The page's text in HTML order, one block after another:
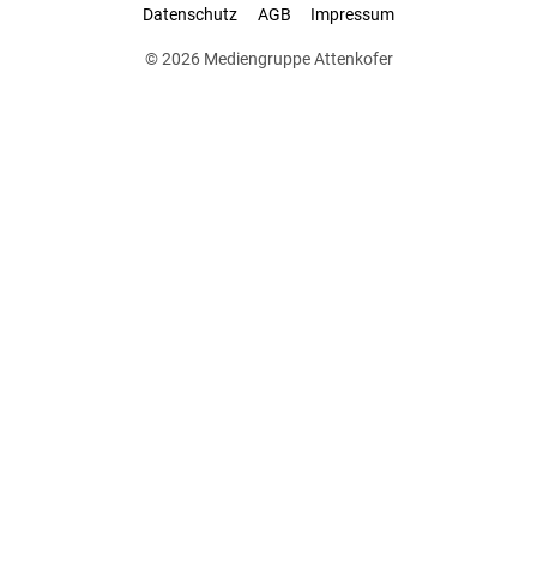
Datenschutz AGB Impressum
© 2026 Mediengruppe Attenkofer